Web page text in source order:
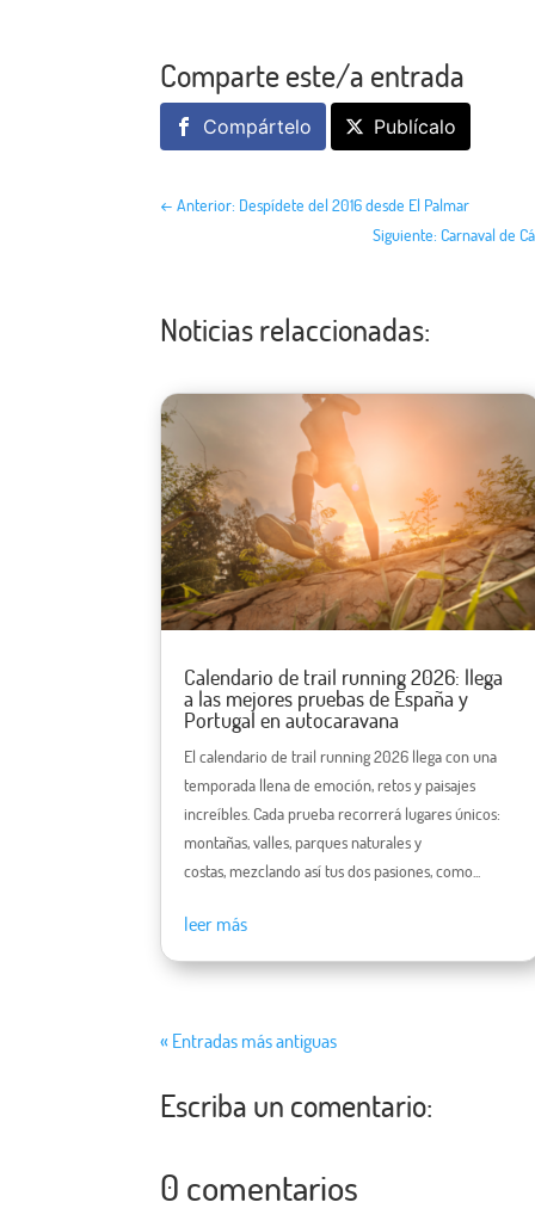
Comparte este/a entrada
Compártelo Publícalo
←Anterior: Despídete del 2016 desde El Palmar
Siguiente: Carnaval de
Noticias relaccionadas:
Calendario de trail running 2026: llega
a las mejores pruebas de España y
Portugal en autocaravana
El calendario de trail running 2026 llega con una
temporada llena de emoción, retos y paisajes
increíbles. Cada prueba recorrerá lugares únicos:
montañas, valles, parques naturales y
costas, mezclando así tus dos pasiones, como...
leer más
« Entradas más antiguas
Escriba un comentario:
0 comentarios